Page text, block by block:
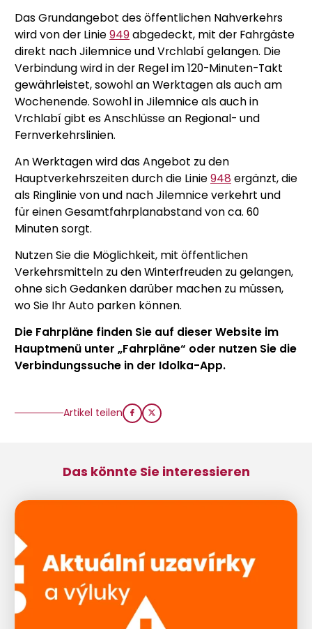
Das Grundangebot des öffentlichen Nahverkehrs
wird von der Linie949abgedeckt, mit der Fahrgäste
direkt nach Jilemnice und Vrchlabí gelangen. Die
Verbindung wird in der Regel im 120-Minuten-Takt
gewährleistet, sowohl an Werktagen als auch am
Wochenende. Sowohl in Jilemnice als auch in
Vrchlabí gibt es Anschlüsse an Regional- und
Fernverkehrslinien.
An Werktagen wird das Angebot zu den
Hauptverkehrszeiten durch die Linie948 ergänzt, die
als Ringlinie von und nach Jilemnice verkehrt und
für einen Gesamtfahrplanabstand von ca. 60
Minuten sorgt.
Nutzen Sie die Möglichkeit, mit öffentlichen
Verkehrsmitteln zu den Winterfreuden zu gelangen,
ohne sich Gedanken darüber machen zu müssen,
wo Sie Ihr Auto parken können.
Die Fahrpläne finden Sie auf dieser Website im
Hauptmenü unter „Fahrpläne“ oder nutzen Sie die
Verbindungssuche in der Idolka-App.
Artikel teilen
Das könnte Sie interessieren